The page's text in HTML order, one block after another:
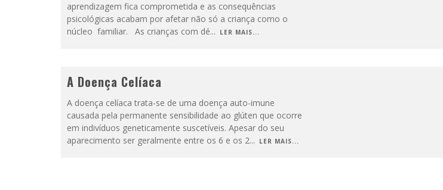
aprendizagem fica comprometida e as consequências
psicológicas acabam por afetar não só a criança como o
núcleo familiar. As crianças com dé... LER MAIS...
A Doença Celíaca
A doença celíaca trata-se de uma doença auto-imune
causada pela permanente sensibilidade ao glúten que ocorre
em indivíduos geneticamente suscetíveis. Apesar do seu
aparecimento ser geralmente entre os 6 e os 2... LER MAIS...